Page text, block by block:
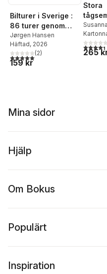
Bilturer i Sverige :
86 turer genom
Sverige, från söder
till norr.
Jørgen Hansen
Häftad, 2026
5,0utav 5 stjärnor. Totalt antal
(2)
159 kr
Stora
4,4utav
265
Mina sidor
Hjälp
Om Bokus
Populärt
Inspiration